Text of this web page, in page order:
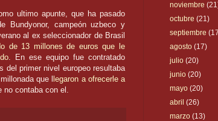
ultimo apunte, que ha pasado
Bundyonor, campeónuzbeco y
al ex seleccionador de Brasil
de 13 millones de euros que le
. En ese equipo fue contratado
del primer nivel europeo resultaba
que l
legaron a ofrecerle a
no contaba con el.
noviembre
octubre(21)
septiembre
agosto(17)
julio(20)
junio(20)
mayo(20)
abril(26)
marzo(13)